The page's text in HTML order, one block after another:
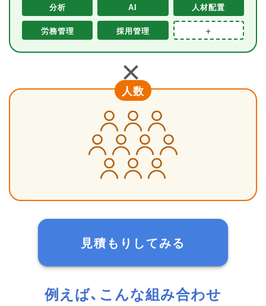
分析 AI 人材配置
労務管理 採用管理 ＋
＋
人数
見積もりしてみる
例えば、こんな組み合わせ